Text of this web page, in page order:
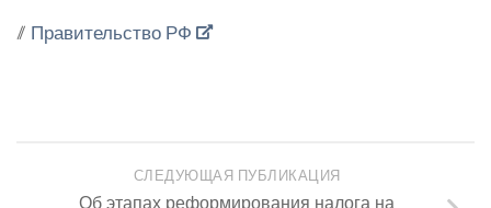
// Правительство РФ
СЛЕДУЮЩАЯ ПУБЛИКАЦИЯ